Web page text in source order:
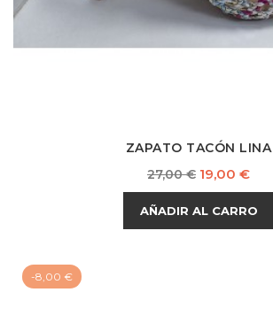
ZAPATO TACÓN LINA
Precio
base
27,00 € Precio
19,00 €
AÑADIR AL CARRO
-8,00 €